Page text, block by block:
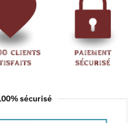
sécurisé